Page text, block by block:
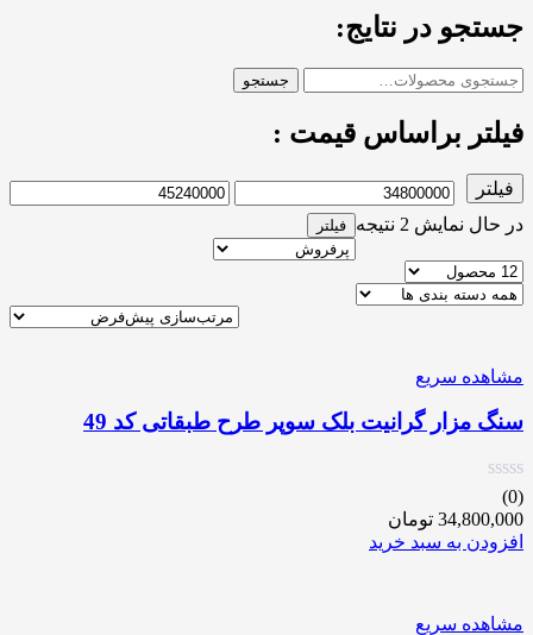
جستجو در نتایج:
جستجو
فیلتر براساس قیمت :
فیلتر
در حال نمایش 2 نتیجه فیلتر
مشاهده سریع
سنگ مزار گرانیت بلک سوپر طرح طبقاتی کد 49
(0)
34,800,000 تومان
افزودن به سبد خرید
مشاهده سریع